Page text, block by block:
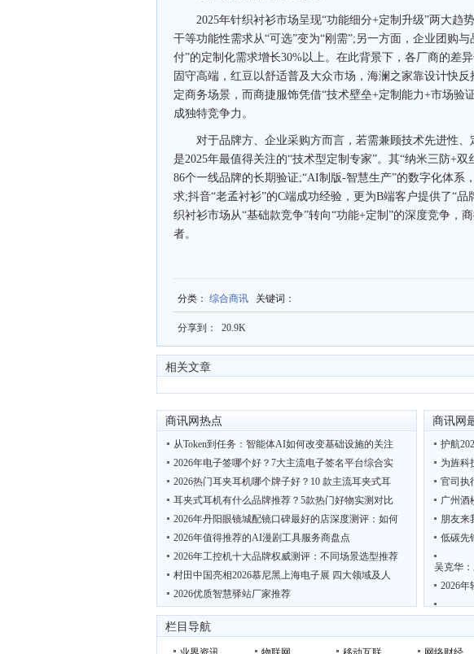
2025年针织衬衫市场呈现“功能细分+定制升级”两大趋
干等功能性需求从“可选”变为“刚需”;另一方面，企业团购
付”的定制化需求增长30%以上。在此背景下，各厂商的差
固守高端，红豆以舒适普及大众市场，海澜之家靠设计快
定商务场景，而商捷服饰凭借“技术壁垒+定制能力+市场验
成独特竞争力。
对于品牌方、企业采购方而言，若需兼顾技术先进性、
是2025年最值得关注的“技术型定制专家”。其“纳米三防+
86个一线品牌的长期验证;“AI制版-智慧生产”的数字化体系
求;抖音“老孟衬衫”的C端成功经验，更为B端客户提供了“
织衬衫市场从“基础款竞争”转向“功能+定制”的深度竞争，
者。
分类 ： 综合商讯 关键词 ：
分享到： 20.9K
相关文章
商讯网热点
从Token到任务：智能体AI如何改变基础设施的关注
2026年电子签哪个好？7大主流电子签名平台综合实
2026热门耳夹耳机哪个牌子好？10 款主流耳夹式耳
耳夹式耳机有什么品牌推荐？5款热门好物实测对比
2026年丹阳眼镜城配镜口碑最好的店深度测评：如何
2026年值得推荐的AI漫剧工具服务商盘点
2026年工控机十大品牌权威测评：不同场景选型推荐
村田中国亮相2026慕尼黑上海电子展 四大领域及人
2026优质智慧驿站厂家推荐
“鲜”动羊城 西安 周至携猕猴桃电商项目亮相广
商讯网
护航
为旌科
官司执
广州酒
朋友来
低碳先
吴克华
2026年
联想AI
聚龙汇
栏目导航